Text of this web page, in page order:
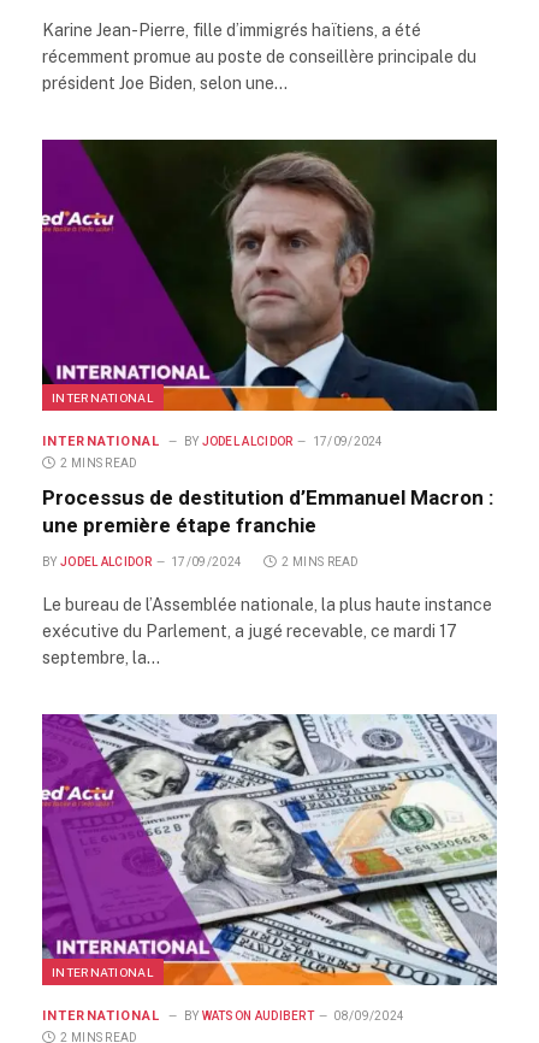
Karine Jean-Pierre, fille d’immigrés haïtiens, a été
récemment promue au poste de conseillère principale du
président Joe Biden, selon une…
INTERNATIONAL
INTERNATIONAL BY JODEL ALCIDOR
17/09/2024
2 MINS READ
Processus de destitution d’Emmanuel Macron :
une première étape franchie
BY JODEL ALCIDOR 17/09/2024 2 MINS READ
Le bureau de l’Assemblée nationale, la plus haute instance
exécutive du Parlement, a jugé recevable, ce mardi 17
septembre, la…
INTERNATIONAL
INTERNATIONAL BY WATSON AUDIBERT
08/09/2024
2 MINS READ